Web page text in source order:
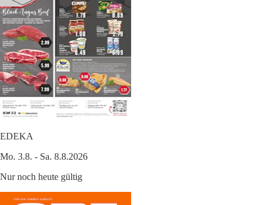
EDEKA
Mo. 3.8. - Sa. 8.8.2026
Nur noch heute gültig